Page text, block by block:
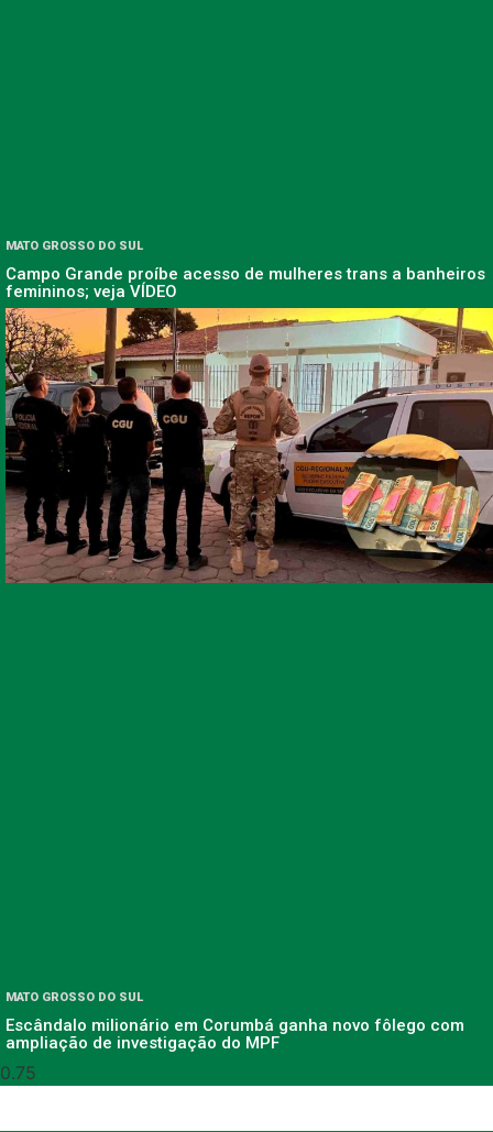
MATO GROSSO DO SUL
Campo Grande proíbe acesso de mulheres trans a banheiros
femininos; veja VÍDEO
MATO GROSSO DO SUL
Escândalo milionário em Corumbá ganha novo fôlego com
ampliação de investigação do MPF